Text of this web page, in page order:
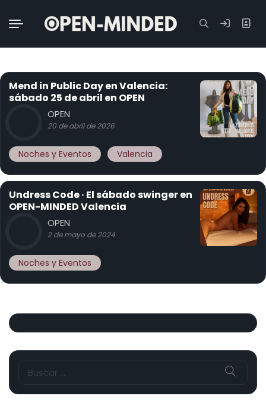
Buscar:
Mend in Public Day en Valencia:
sábado 25 de abril en OPEN
OPEN
20 de abril de 2026
Noches y Eventos Valencia
Undress Code · El sábado swinger en
OPEN-MINDED Valencia
OPEN
2 de mayo de 2024
Noches y Eventos